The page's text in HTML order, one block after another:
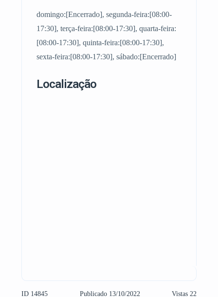
domingo:[Encerrado], segunda-feira:[08:00-
17:30], terça-feira:[08:00-17:30], quarta-feira:
[08:00-17:30], quinta-feira:[08:00-17:30],
sexta-feira:[08:00-17:30], sábado:[Encerrado]
Localização
ID 14845 Publicado 13/10/2022 Vistas 22